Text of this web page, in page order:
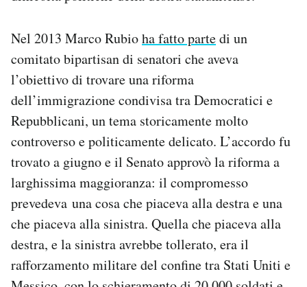
Nel 2013 Marco Rubioha fatto partedi un
comitato bipartisan di senatori che aveva
l’obiettivo di trovare una riforma
dell’immigrazione condivisa tra Democratici e
Repubblicani, un tema storicamente molto
controverso e politicamente delicato. L’accordo fu
trovato a giugno e il Senato approvò la riforma a
larghissima maggioranza: il compromesso
prevedeva una cosa che piaceva alla destra e una
che piaceva alla sinistra. Quella che piaceva alla
destra, e la sinistra avrebbe tollerato, era il
rafforzamento militare del confine tra Stati Uniti e